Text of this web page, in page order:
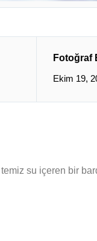
Fotoğraf
Ekim 19,
su içeren bir